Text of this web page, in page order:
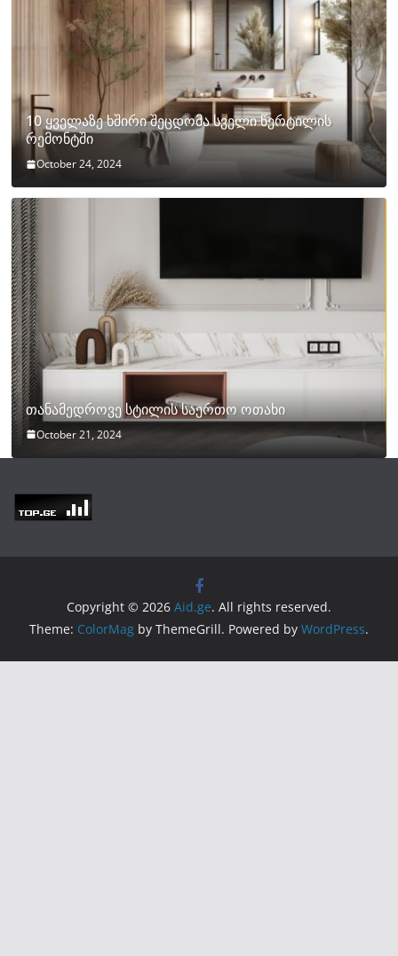
10 ყველაზე ხშირი შეცდომა სველი წერტილის
რემონტში
October 24, 2024
თანამედროვე სტილის საერთო ოთახი
October 21, 2024
Copyright © 2026 Aid.ge. All rights reserved.
Theme: ColorMag by ThemeGrill. Powered by WordPress.